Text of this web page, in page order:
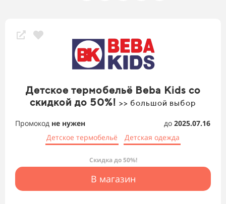
Детское термобельё Beba Kids со
скидкой до 50%! >> большой выбор
Промокод не нужен до 2025.07.16
Детское термобельё
Детская одежда
Скидка до 50%!
В магазин